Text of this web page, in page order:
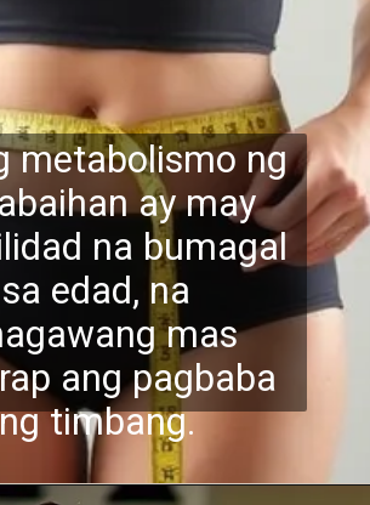
metabolismo ng
ay may
na bumagal
sa edad, na
mas
ang pagbaba
timbang.